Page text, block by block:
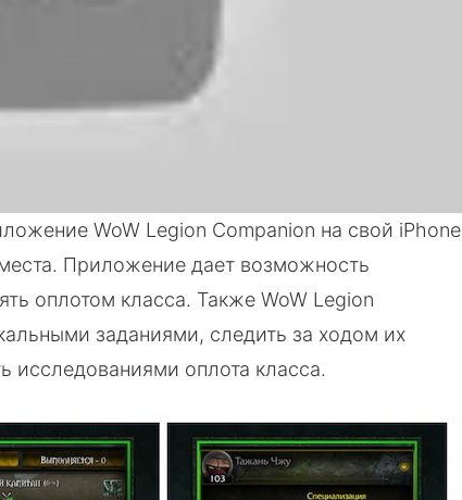
WoW Legion Companion на свой iPhone
Приложение дает возможность
оплотом класса. Также WoW Legion
заданиями, следить за ходом их
исследованиями оплота класса.